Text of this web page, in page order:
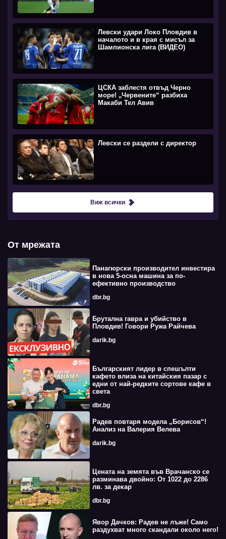
Левски удари Локо Пловдив в
началото и в края с мисъл за
Шампионска лига (ВИДЕО)
ЦСКА заблестя отвъд Черно
море! „Червените“ разбиха
Макаби Тел Авив
Левски се раздели с директор
Виж всички
От мрежата
Панагюрски производител инвестира
в нова 5-осна машина за по-
ефективно производство
dbr.bg
Брутална гавра и убийство в
Пловдив! Говори Ружа Райчева
darik.bg
Българският лидер в спешълти
кафето влиза на китайския пазар с
едни от най-редките сортове кафе в
света
dbr.bg
Радев повтаря модела „Борисов“!
Анализ на Валерия Велева
darik.bg
Цената на земята във Врачанско се
разминава двойно: От 1022 до 2286
лв. за декар
dbr.bg
Явор Дачков: Радев не лъже! Само
раздухват много скандали около него!